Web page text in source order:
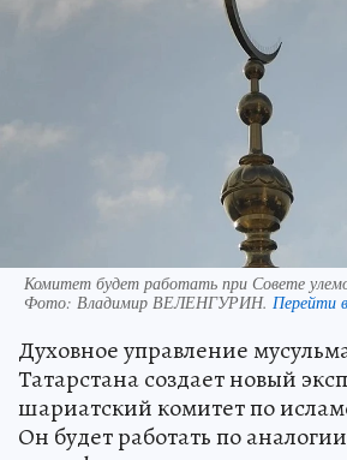
Комитет будет работать при Совете
Фото: Владимир ВЕЛЕНГУРИН. Перейти
Духовное управление
Татарстана создает новый
шариатский комитет по
Он будет работать по